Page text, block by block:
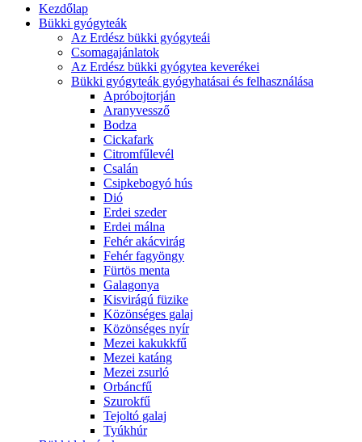
Kezdőlap
Bükki gyógyteák
Az Erdész bükki gyógyteái
Csomagajánlatok
Az Erdész bükki gyógytea keverékei
Bükki gyógyteák gyógyhatásai és felhasználása
Apróbojtorján
Aranyvessző
Bodza
Cickafark
Citromfűlevél
Csalán
Csipkebogyó hús
Dió
Erdei szeder
Erdei málna
Fehér akácvirág
Fehér fagyöngy
Fürtös menta
Galagonya
Kisvirágú füzike
Közönséges galaj
Közönséges nyír
Mezei kakukkfű
Mezei katáng
Mezei zsurló
Orbáncfű
Szurokfű
Tejoltó galaj
Tyúkhúr